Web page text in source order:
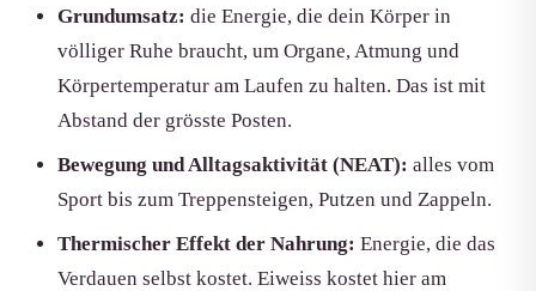
Grundumsatz: die Energie, die dein Körper in
völliger Ruhe braucht, um Organe, Atmung und
Körpertemperatur am Laufen zu halten. Das ist mit
Abstand der grösste Posten.
Bewegung und Alltagsaktivität (NEAT): alles vom
Sport bis zum Treppensteigen, Putzen und Zappeln.
Thermischer Effekt der Nahrung: Energie, die das
Verdauen selbst kostet. Eiweiss kostet hier am